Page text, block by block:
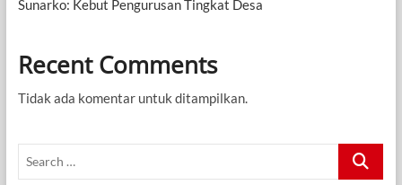
Sunarko: Kebut Pengurusan Tingkat Desa
Recent Comments
Tidak ada komentar untuk ditampilkan.
Search